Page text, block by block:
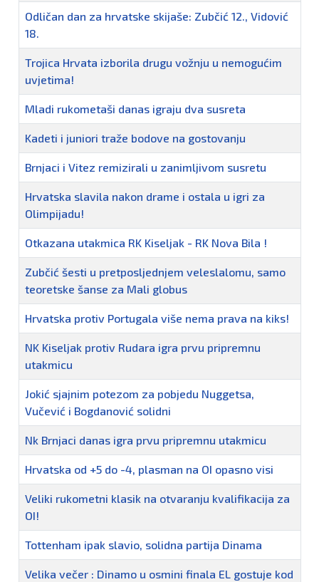
Odličan dan za hrvatske skijaše: Zubčić 12., Vidović
18.
Trojica Hrvata izborila drugu vožnju u nemogućim
uvjetima!
Mladi rukometaši danas igraju dva susreta
Kadeti i juniori traže bodove na gostovanju
Brnjaci i Vitez remizirali u zanimljivom susretu
Hrvatska slavila nakon drame i ostala u igri za
Olimpijadu!
Otkazana utakmica RK Kiseljak - RK Nova Bila !
Zubčić šesti u pretposljednjem veleslalomu, samo
teoretske šanse za Mali globus
Hrvatska protiv Portugala više nema prava na kiks!
NK Kiseljak protiv Rudara igra prvu pripremnu
utakmicu
Jokić sjajnim potezom za pobjedu Nuggetsa,
Vučević i Bogdanović solidni
Nk Brnjaci danas igra prvu pripremnu utakmicu
Hrvatska od +5 do -4, plasman na OI opasno visi
Veliki rukometni klasik na otvaranju kvalifikacija za
OI!
Tottenham ipak slavio, solidna partija Dinama
Velika večer : Dinamo u osmini finala EL gostuje kod